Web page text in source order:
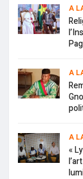
A
A
A
«